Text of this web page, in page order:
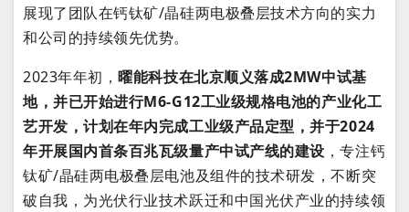
展现了团队在钙钛矿/晶硅两电极叠层技术方向的实力
和公司的持续领先优势。
2023年年初，曜能科技在北京顺义落成2MW中试基
地，并已开始进行M6-G12工业级规格电池的产业化工
艺开发，计划在年内完成工业级产品定型，并于2024
年开展国内首条百兆瓦级量产中试产线的建设 ，专注钙
钛矿/晶硅两电极叠层电池及组件的技术研发，不断突
破自我，为光伏行业技术跃迁和中国光伏产业的持续领